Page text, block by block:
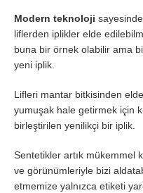
Modern teknoloji
liflerden iplikler elde
buna bir örnek olabilir ama
yeni iplik.
Lifleri mantar bitkisinden
yumuşak hale getirmek için
birleştirilen yenilikçi bir iplik.
Sentetikler artık mükemmel
ve görünümleriyle bizi
etmemize yalnızca etiketi